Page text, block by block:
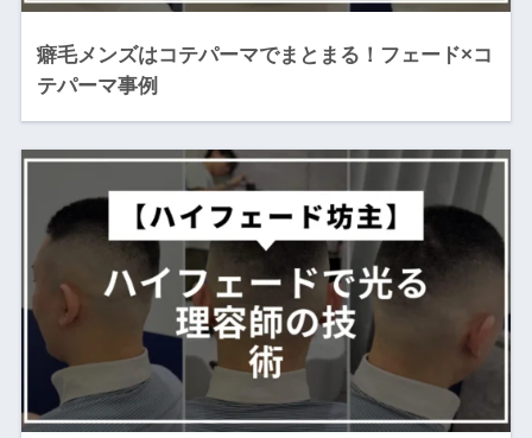
癖毛メンズはコテパーマでまとまる！フェード×コ
テパーマ事例